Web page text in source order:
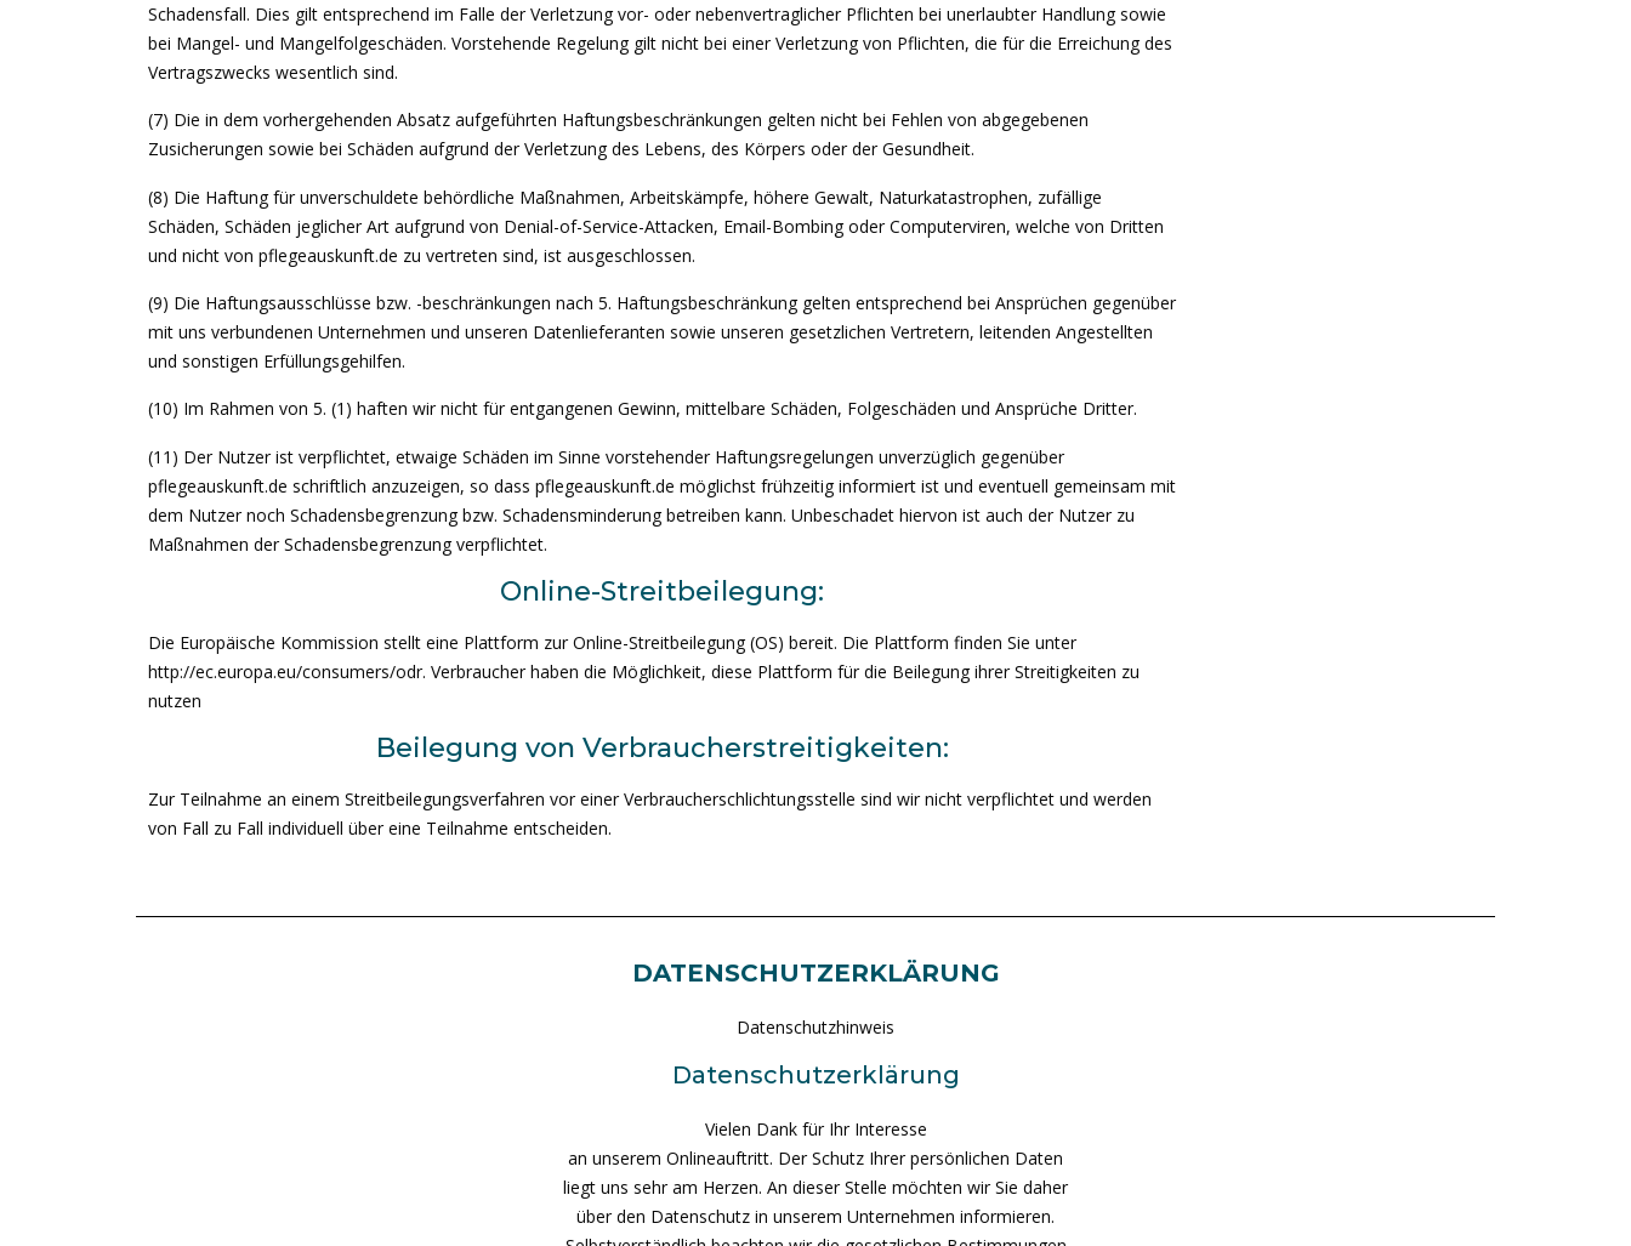
Schadensfall. Dies gilt entsprechend im Falle der Verletzung vor- oder nebenvertraglicher Pflichten bei unerlaubter Handlung sowie
bei Mangel- und Mangelfolgeschäden. Vorstehende Regelung gilt nicht bei einer Verletzung von Pflichten, die für die Erreichung des
Vertragszwecks wesentlich sind.
(7) Die in dem vorhergehenden Absatz aufgeführten Haftungsbeschränkungen gelten nicht bei Fehlen von abgegebenen
Zusicherungen sowie bei Schäden aufgrund der Verletzung des Lebens, des Körpers oder der Gesundheit.
(8) Die Haftung für unverschuldete behördliche Maßnahmen, Arbeitskämpfe, höhere Gewalt, Naturkatastrophen, zufällige
Schäden, Schäden jeglicher Art aufgrund von Denial-of-Service-Attacken, Email-Bombing oder Computerviren, welche von Dritten
und nicht von pflegeauskunft.de zu vertreten sind, ist ausgeschlossen.
(9) Die Haftungsausschlüsse bzw. -beschränkungen nach 5. Haftungsbeschränkung gelten entsprechend bei Ansprüchen gegenüber
mit uns verbundenen Unternehmen und unseren Datenlieferanten sowie unseren gesetzlichen Vertretern, leitenden Angestellten
und sonstigen Erfüllungsgehilfen.
(10) Im Rahmen von 5. (1) haften wir nicht für entgangenen Gewinn, mittelbare Schäden, Folgeschäden und Ansprüche Dritter.
(11) Der Nutzer ist verpflichtet, etwaige Schäden im Sinne vorstehender Haftungsregelungen unverzüglich gegenüber
pflegeauskunft.de schriftlich anzuzeigen, so dass pflegeauskunft.de möglichst frühzeitig informiert ist und eventuell gemeinsam mit
dem Nutzer noch Schadensbegrenzung bzw. Schadensminderung betreiben kann. Unbeschadet hiervon ist auch der Nutzer zu
Maßnahmen der Schadensbegrenzung verpflichtet.
Online-Streitbeilegung:
Die Europäische Kommission stellt eine Plattform zur Online-Streitbeilegung (OS) bereit. Die Plattform finden Sie unter
http://ec.europa.eu/consumers/odr. Verbraucher haben die Möglichkeit, diese Plattform für die Beilegung ihrer Streitigkeiten zu
nutzen
Beilegung von Verbraucherstreitigkeiten:
Zur Teilnahme an einem Streitbeilegungsverfahren vor einer Verbraucherschlichtungsstelle sind wir nicht verpflichtet und werden
von Fall zu Fall individuell über eine Teilnahme entscheiden.
DATENSCHUTZERKLÄRUNG
Datenschutzhinweis
Datenschutzerklärung
Vielen Dank für Ihr Interesse
an unserem Onlineauftritt. Der Schutz Ihrer persönlichen Daten
liegt uns sehr am Herzen. An dieser Stelle möchten wir Sie daher
über den Datenschutz in unserem Unternehmen informieren.